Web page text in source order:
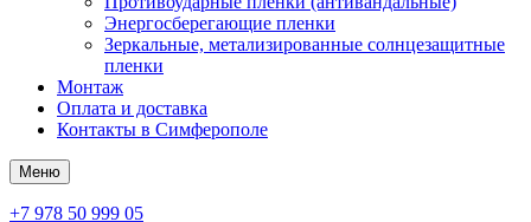
Энергосберегающие пленки
Зеркальные, метализированные солнцезащитные
пленки
Монтаж
Оплата и доставка
Контакты в Симферополе
Меню
+7 978 50 999 05